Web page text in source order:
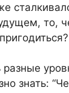
то,
знать: